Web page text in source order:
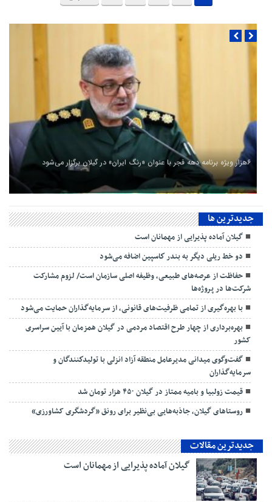
۶هزار ویژه برنامه دهه فجر با عنوان «رنگ ایران» در گیلان برگزار می‌شود
جديدترين ها
گیلان آماده پذیرایی‌ از مهمانان است
دو خط ریلی دیگر به بندر كاسپین اضافه می‌شود
حفاظت از عرصه‌های طبیعی، وظیفه اصلی سازمان است/ لزوم مشارکت
شرکت‌ها در پروژه‌ها
با بهره‌گیری از تمامی ظرفیت‌های قانونی، از سرمایه‌گذاران حمایت می‌شود
بهره‌برداری از چهار طرح اقتصاد مردمی در گیلان همزمان با آیین سراسری
کشور
گفت‌وگوی میدانی مدیرعامل منطقه آزاد انزلی با تولیدكنندگان و
سرمایه‌گذاران
قیمت زولبیا و بامیه ممتاز در گیلان ۴۵۰ هزار تومان شد
روستاهای گیلان، جاذبه‌هایی بی‌نظیر برای رونق «گردشگری کشاورزی»
جدیدترین مقالات
گیلان آماده پذیرایی‌ از مهمانان است